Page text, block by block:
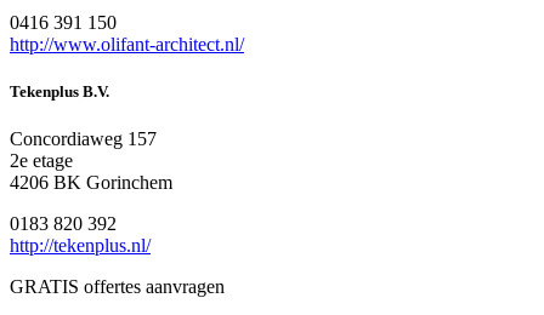
0416 391 150
http://www.olifant-architect.nl/
Tekenplus B.V.
Concordiaweg 157
2e etage
4206 BK Gorinchem
0183 820 392
http://tekenplus.nl/
GRATIS offertes aanvragen